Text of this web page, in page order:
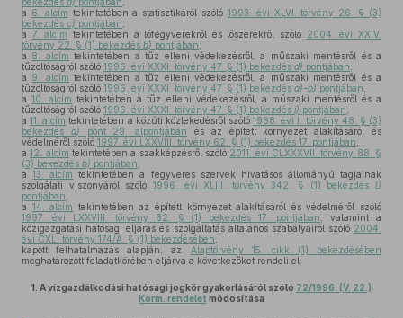
a 6. alcím tekintetében a statisztikáról szóló 1993. évi XLVI. törvény 26. § (3)
bekezdés c) pontjában
a 7. alcím tekintetében a lőfegyverekről és lőszerekről szóló 2004. évi XXIV.
törvény 22. § (1) bekezdés b) pontjában
a 8. alcím tekintetében a tűz elleni védekezésről, a műszaki mentésről és a
tűzoltóságról szóló 1996. évi XXXI. törvény 47. § (1) bekezdés d) pontjában
a 9. alcím tekintetében a tűz elleni védekezésről, a műszaki mentésről és a
tűzoltóságról szóló 1996. évi XXXI. törvény 47. § (1) bekezdés a)–b) pontjában
a10. alcím tekintetében a tűz elleni védekezésről, a műszaki mentésről és a
tűzoltóságról szóló 1996. évi XXXI. törvény 47. § (1) bekezdés i) pontjában
a11. alcím tekintetében a közúti közlekedésről szóló1988. évi I. törvény 48. § (3)
bekezdés a) pont 29. alpontjában
és az épített környezet alakításáról és
védelméről szóló 1997. évi LXXVIII. törvény 62. § (1) bekezdés 17. pontjában
a12. alcím tekintetében a szakképzésről szóló 2011. évi CLXXXVII. törvény 88. §
(3) bekezdés b) pontjában
a13. alcím tekintetében a fegyveres szervek hivatásos állományú tagjainak
szolgálati viszonyáról szóló 1996. évi XLIII. törvény 342. § (1) bekezdésl)
pontjában
a 14. alcím tekintetében az épített környezet alakításáról és védelméről szóló
1997. évi LXXVIII. törvény 62. § (1) bekezdés 17. pontjában , valamint a
közigazgatási hatósági eljárás és szolgáltatás általános szabályairól szóló 2004.
évi CXL. törvény 174/A. § (1) bekezdésében
kapott felhatalmazás alapján, az
Alaptörvény 15. cikk (1) bekezdésében
meghatározott feladatkörében eljárva a következőket rendeli el:
1. A vízgazdálkodási hatósági jogkör gyakorlásáról szóló 72/1996. (V. 22.)
Korm. rendelet módosítása